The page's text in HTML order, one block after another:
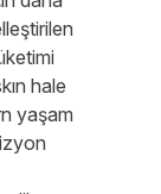
hale
yaşam